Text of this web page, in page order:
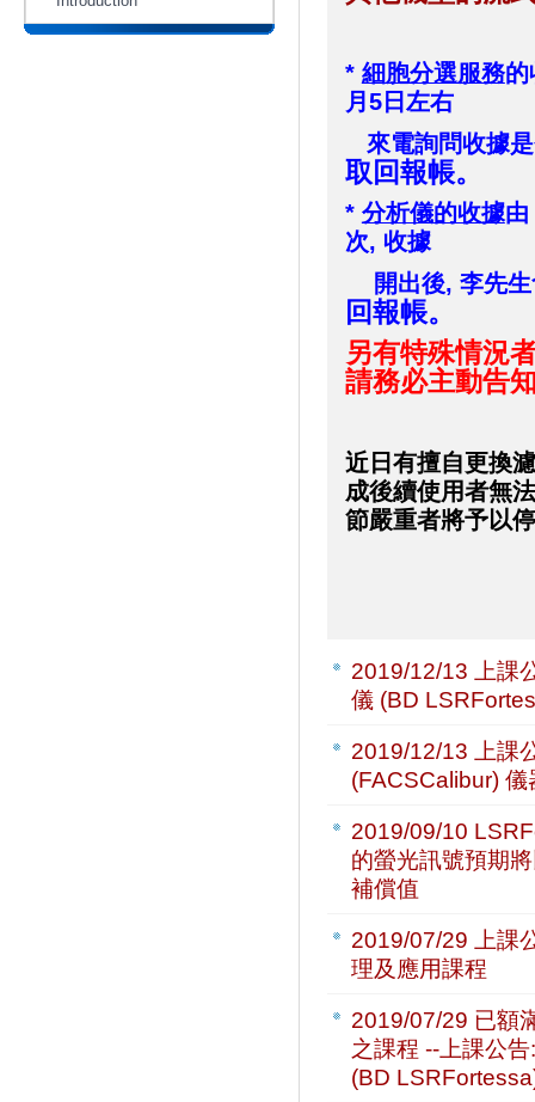
* 細胞分選服務的
月5日左右
來電詢問收據
取回報帳。
* 分析儀的收據由
次, 收據
開出後, 李先生
回報帳。
另有特殊情況
請務必主動告
近日有擅自更換
成後續使用者無
節嚴重者將予以
2019/12/13
上
儀 (BD
2019/12/13
上
(FACSCalibur)
2019/09/10
的螢光訊號預期
補償值
2019/07/29
上
理及應用課程
2019/07/29 已額
之課程 --上課公
(BD